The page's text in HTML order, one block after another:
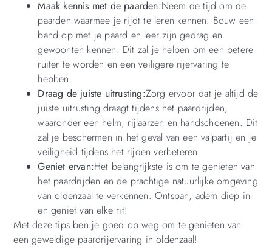
Maak kennis met de paarden:Neem de tijd om de
paarden waarmee je rijdt te leren kennen. Bouw een
band op met je paard en leer zijn gedrag en
gewoonten kennen. Dit zal je helpen om een betere
ruiter te worden en een veiligere rijervaring te
hebben.
Draag de juiste uitrusting:Zorg ervoor dat je altijd de
juiste uitrusting draagt tijdens het paardrijden,
waaronder een helm, rijlaarzen en handschoenen. Dit
zal je beschermen in het geval van een valpartij en je
veiligheid tijdens het rijden verbeteren.
Geniet ervan:Het belangrijkste is om te genieten van
het paardrijden en de prachtige natuurlijke omgeving
van oldenzaal te verkennen. Ontspan, adem diep in
en geniet van elke rit!
Met deze tips ben je goed op weg om te genieten van
een geweldige paardrijervaring in oldenzaal!